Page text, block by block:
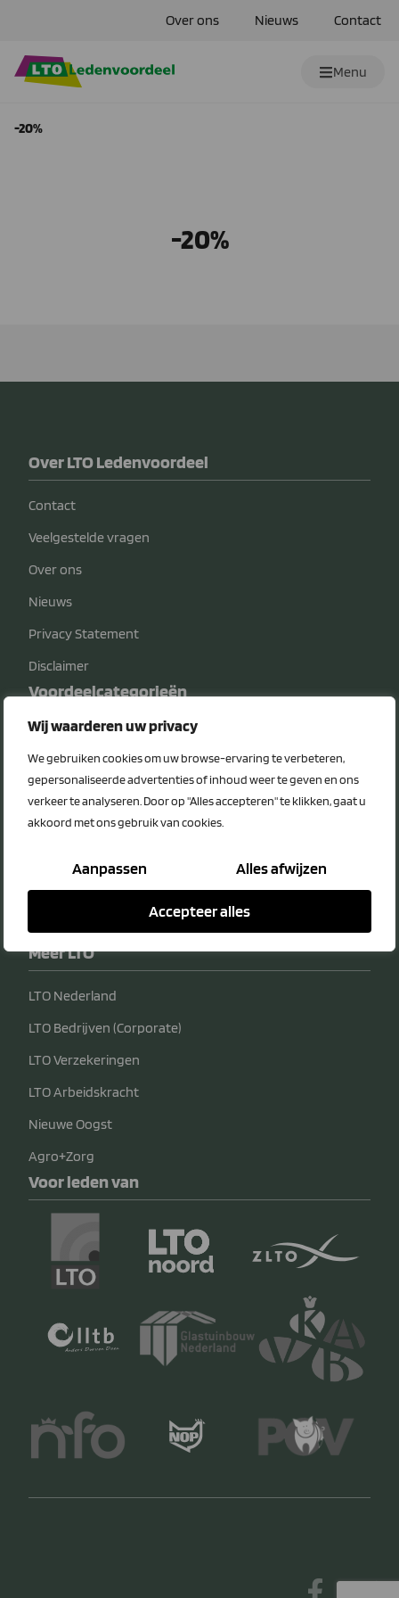
Wij waarderen uw privacy
We gebruiken cookies om uw browse-ervaring te verbeteren,
gepersonaliseerde advertenties of inhoud weer te geven en ons
verkeer te analyseren. Door op "Alles accepteren" te klikken, gaat u
akkoord met ons gebruik van cookies.
Aanpassen Alles afwijzen
Accepteer alles
Over ons Nieuws Contact
Menu
-20%
-20%
Over LTO Ledenvoordeel
Contact
Veelgestelde vragen
Over ons
Nieuws
Privacy Statement
Disclaimer
Voordeelcategorieën
Energie
Diensten
Veiligheid
Bedrijfsvoering
Verzekeringen
Transport
Meer LTO
LTO Nederland
LTO Bedrijven (Corporate)
LTO Verzekeringen
LTO Arbeidskracht
Nieuwe Oogst
Agro+Zorg
Voor leden van